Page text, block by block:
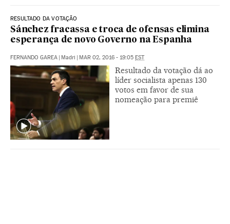
RESULTADO DA VOTAÇÃO
Sánchez fracassa e troca de ofensas elimina
esperança de novo Governo na Espanha
FERNANDO GAREA | Madri | MAR 02, 2016 - 19:05 EST
Resultado da votação dá ao
líder socialista apenas 130
votos em favor de sua
nomeação para premiê